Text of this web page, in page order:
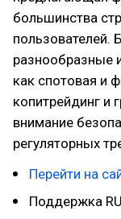
большинства
пользователей.
разнообразные
как спотовая и
копитрейдинг и
внимание
регуляторных
Перейти на
Поддержка